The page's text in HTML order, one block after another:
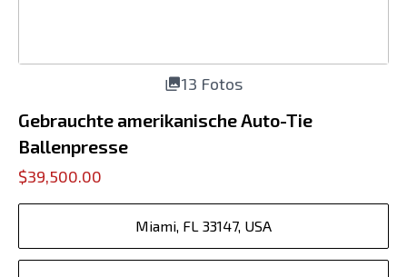
13 Fotos
Gebrauchte amerikanische Auto-Tie
Ballenpresse
$39,500.00
Miami, FL 33147, USA